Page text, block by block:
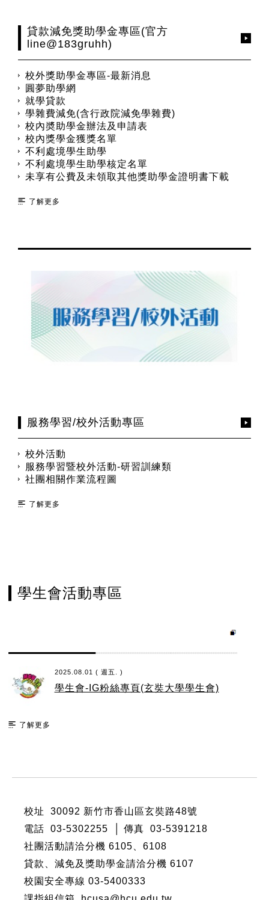
貸款減免獎助學金專區(官方
line@183gruhh)
校外獎助學金專區-最新消息
圓夢助學網
就學貸款
學雜費減免(含行政院減免學雜費)
校內奬助學金辦法及申請表
校內獎學金獲獎名單
不利處境學生助學
不利處境學生助學核定名單
未享有公費及未領取其他獎助學金證明書下載
了解更多
服務學習/校外活動專區
校外活動
服務學習暨校外活動-研習訓練類
社團相關作業流程圖
了解更多
學生會活動專區
2025.08.01 ( 週五. )
學生會-IG粉絲專頁(玄奘大學學生會)
了解更多
校址 30092 新竹市香山區玄奘路48號
電話 03-5302255 │ 傳真 03-5391218
社團活動請洽分機 6105
6108
貸款、減免及獎助學金請洽分機 6107
校園安全專線 03-5400333